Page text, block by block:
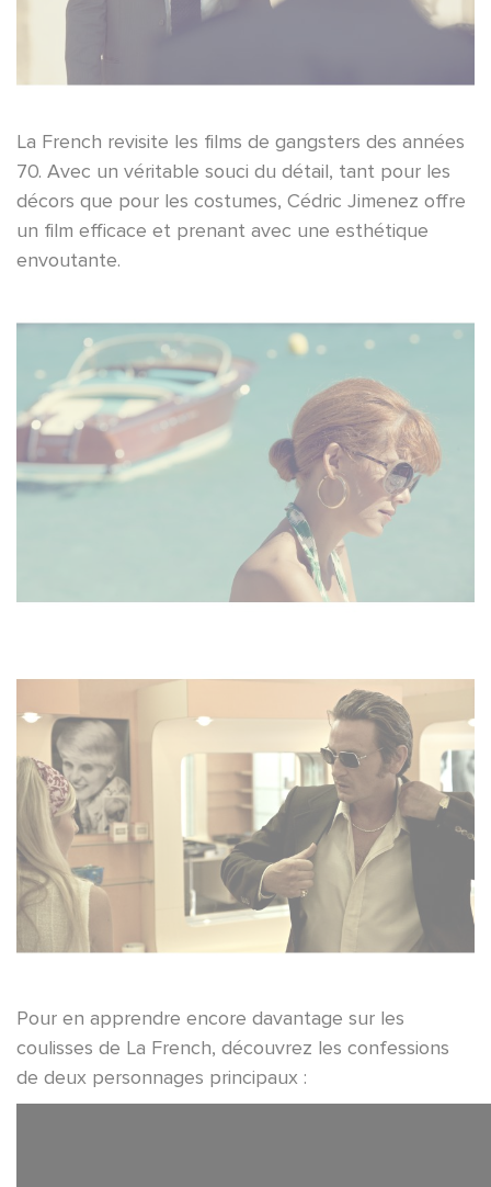
La French revisite les films de gangsters des années
70. Avec un véritable souci du détail, tant pour les
décors que pour les costumes, Cédric Jimenez offre
un film efficace et prenant avec une esthétique
envoutante.
Pour en apprendre encore davantage sur les
coulisses de La French, découvrez les confessions
de deux personnages principaux :